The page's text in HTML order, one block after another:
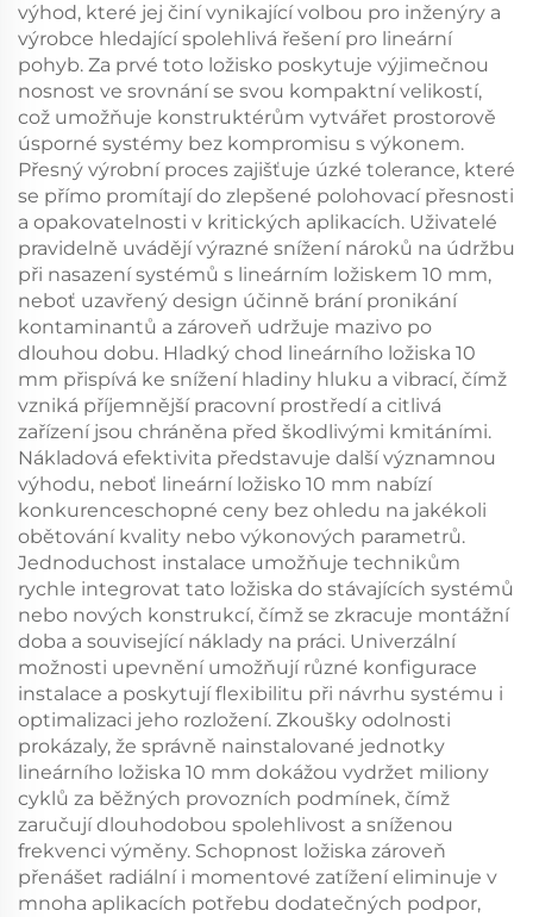
výhod, které jej činí vynikající volbou pro inženýry a
výrobce hledající spolehlivá řešení pro lineární
pohyb. Za prvé toto ložisko poskytuje výjimečnou
nosnost ve srovnání se svou kompaktní velikostí,
což umožňuje konstruktérům vytvářet prostorově
úsporné systémy bez kompromisu s výkonem.
Přesný výrobní proces zajišťuje úzké tolerance, které
se přímo promítají do zlepšené polohovací přesnosti
a opakovatelnosti v kritických aplikacích. Uživatelé
pravidelně uvádějí výrazné snížení nároků na údržbu
při nasazení systémů s lineárním ložiskem 10 mm,
neboť uzavřený design účinně brání pronikání
kontaminantů a zároveň udržuje mazivo po
dlouhou dobu. Hladký chod lineárního ložiska 10
mm přispívá ke snížení hladiny hluku a vibrací, čímž
vzniká příjemnější pracovní prostředí a citlivá
zařízení jsou chráněna před škodlivými kmitáními.
Nákladová efektivita představuje další významnou
výhodu, neboť lineární ložisko 10 mm nabízí
konkurenceschopné ceny bez ohledu na jakékoli
obětování kvality nebo výkonových parametrů.
Jednoduchost instalace umožňuje technikům
rychle integrovat tato ložiska do stávajících systémů
nebo nových konstrukcí, čímž se zkracuje montážní
doba a související náklady na práci. Univerzální
možnosti upevnění umožňují různé konfigurace
instalace a poskytují flexibilitu při návrhu systému i
optimalizaci jeho rozložení. Zkoušky odolnosti
prokázaly, že správně nainstalované jednotky
lineárního ložiska 10 mm dokážou vydržet miliony
cyklů za běžných provozních podmínek, čímž
zaručují dlouhodobou spolehlivost a sníženou
frekvenci výměny. Schopnost ložiska zároveň
přenášet radiální i momentové zatížení eliminuje v
mnoha aplikacích potřebu dodatečných podpor,